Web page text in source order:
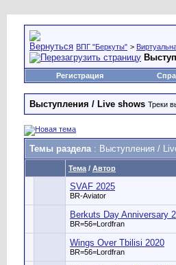
ВПГ "Беркуты" >
Регистрация
Выступления / Live shows Треки
Темы раздела: Выступления /
Тема / Автор
SVAF 2025
BR-Aviator
Berkuts Day Anniversary
BR=56=Lordfran
Wings Over Tbilisi 2020
BR=56=Lordfran